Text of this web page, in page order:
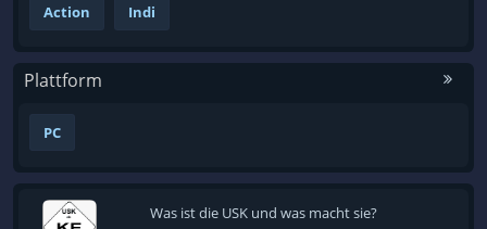
Action Indi
Plattform
PC
Was ist die USK und was macht sie?